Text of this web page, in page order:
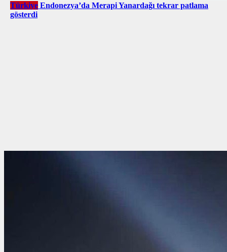
Türkiye Endonezya’da Merapi Yanardağı tekrar patlama
gösterdi